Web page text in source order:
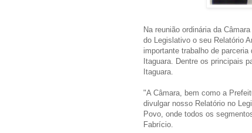
Na reunião ordinária da
do Legislativo o seu Relatório
importante trabalho de
Itaguara. Dentre os principais
Itaguara.
"A Câmara, bem como a
divulgar nosso Relatório no
Povo, onde todos os
Fabrício.